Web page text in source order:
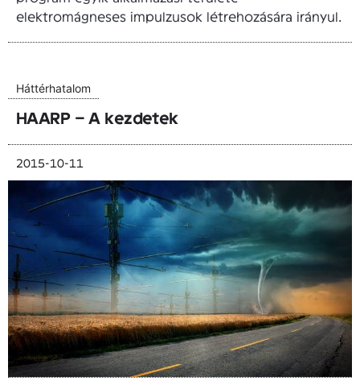
elektromágneses impulzusok létrehozására irányul.
Háttérhatalom
HAARP – A kezdetek
2015-10-11